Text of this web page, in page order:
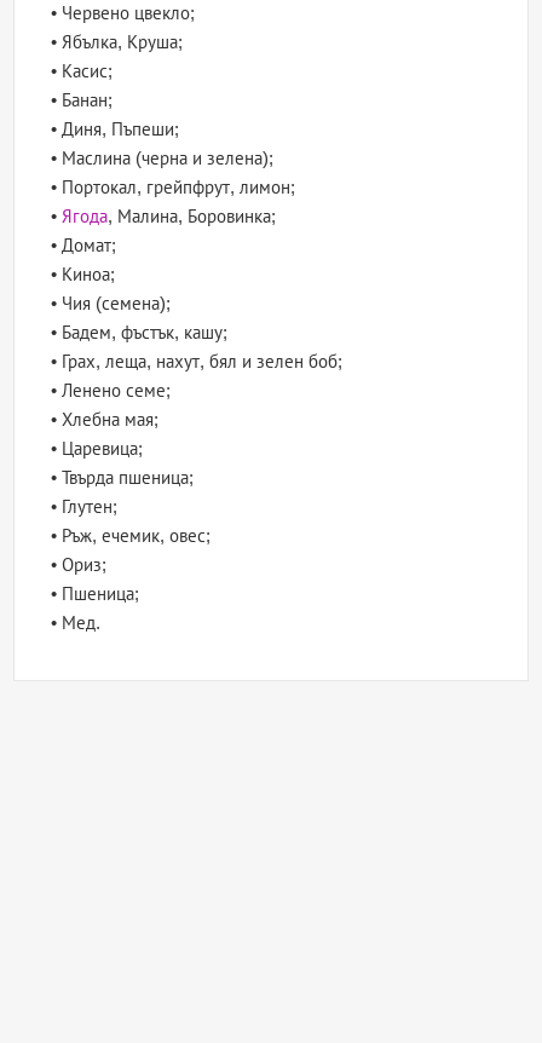
• Червено цвекло;
• Ябълка, Круша;
• Касис;
• Банан;
• Диня, Пъпеши;
• Маслина (черна и зелена);
• Портокал, грейпфрут, лимон;
• Ягода, Малина, Боровинка;
• Домат;
• Киноа;
• Чия (семена);
• Бадем, фъстък, кашу;
• Грах, леща, нахут, бял и зелен боб;
• Ленено семе;
• Хлебна мая;
• Царевица;
• Твърда пшеница;
• Глутен;
• Ръж, ечемик, овес;
• Ориз;
• Пшеница;
• Мед.